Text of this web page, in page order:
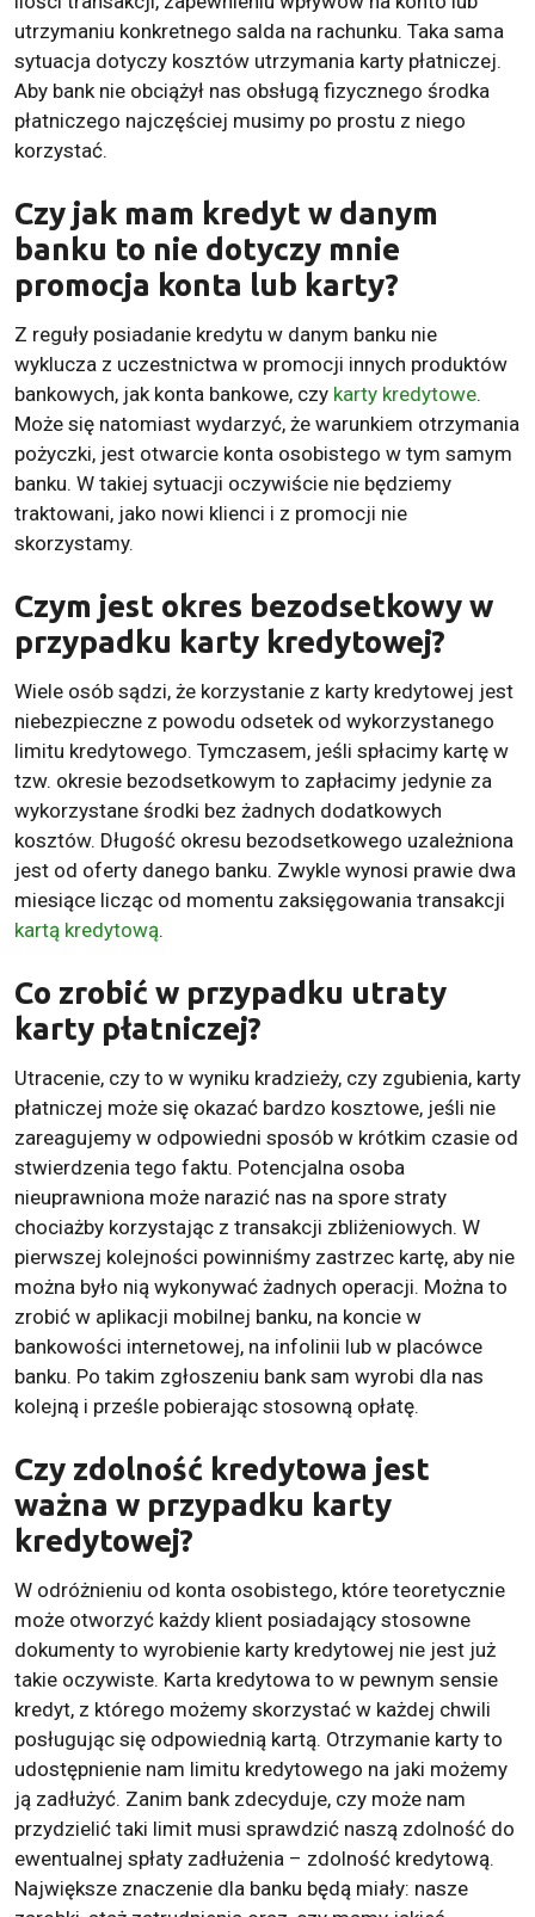
utrzymaniu konkretnego salda na rachunku. Taka sama
sytuacja dotyczy kosztów utrzymania karty płatniczej.
Aby bank nie obciążył nas obsługą fizycznego środka
płatniczego najczęściej musimy po prostu z niego
korzystać.
Czy jak mam kredyt w danym
banku to nie dotyczy mnie
promocja konta lub karty?
Z reguły posiadanie kredytu w danym banku nie
wyklucza z uczestnictwa w promocji innych produktów
bankowych, jak konta bankowe, czy karty kredytowe.
Może się natomiast wydarzyć, że warunkiem otrzymania
pożyczki, jest otwarcie konta osobistego w tym samym
banku. W takiej sytuacji oczywiście nie będziemy
traktowani, jako nowi klienci i z promocji nie
skorzystamy.
Czym jest okres bezodsetkowy w
przypadku karty kredytowej?
Wiele osób sądzi, że korzystanie z karty kredytowej jest
niebezpieczne z powodu odsetek od wykorzystanego
limitu kredytowego. Tymczasem, jeśli spłacimy kartę w
tzw. okresie bezodsetkowym to zapłacimy jedynie za
wykorzystane środki bez żadnych dodatkowych
kosztów. Długość okresu bezodsetkowego uzależniona
jest od oferty danego banku. Zwykle wynosi prawie dwa
miesiące licząc od momentu zaksięgowania transakcji
kartą kredytową.
Co zrobić w przypadku utraty
karty płatniczej?
Utracenie, czy to w wyniku kradzieży, czy zgubienia, karty
płatniczej może się okazać bardzo kosztowe, jeśli nie
zareagujemy w odpowiedni sposób w krótkim czasie od
stwierdzenia tego faktu. Potencjalna osoba
nieuprawniona może narazić nas na spore straty
chociażby korzystając z transakcji zbliżeniowych. W
pierwszej kolejności powinniśmy zastrzec kartę, aby nie
można było nią wykonywać żadnych operacji. Można to
zrobić w aplikacji mobilnej banku, na koncie w
bankowości internetowej, na infolinii lub w placówce
banku. Po takim zgłoszeniu bank sam wyrobi dla nas
kolejną i prześle pobierając stosowną opłatę.
Czy zdolność kredytowa jest
ważna w przypadku karty
kredytowej?
W odróżnieniu od konta osobistego, które teoretycznie
może otworzyć każdy klient posiadający stosowne
dokumenty to wyrobienie karty kredytowej nie jest już
takie oczywiste. Karta kredytowa to w pewnym sensie
kredyt, z którego możemy skorzystać w każdej chwili
posługując się odpowiednią kartą. Otrzymanie karty to
udostępnienie nam limitu kredytowego na jaki możemy
ją zadłużyć. Zanim bank zdecyduje, czy może nam
przydzielić taki limit musi sprawdzić naszą zdolność do
ewentualnej spłaty zadłużenia – zdolność kredytową.
Największe znaczenie dla banku będą miały: nasze